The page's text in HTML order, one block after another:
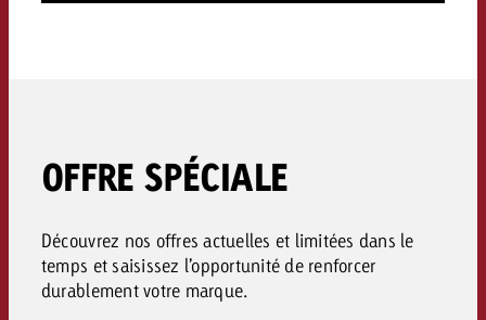
OFFRE SPÉCIALE
Découvrez nos offres actuelles et limitées dans le
temps et saisissez l’opportunité de renforcer
durablement votre marque.